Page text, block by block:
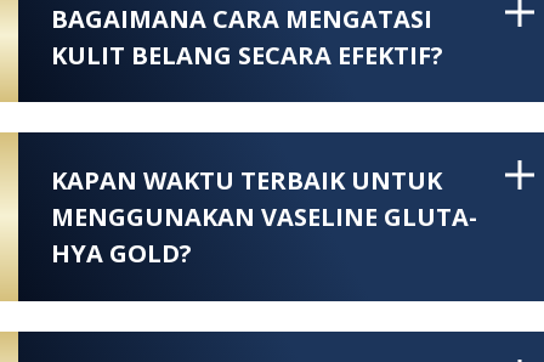
BAGAIMANA CARA MENGATASI
KULIT BELANG SECARA EFEKTIF?
KAPAN WAKTU TERBAIK UNTUK
MENGGUNAKAN VASELINE GLUTA-
HYA GOLD?